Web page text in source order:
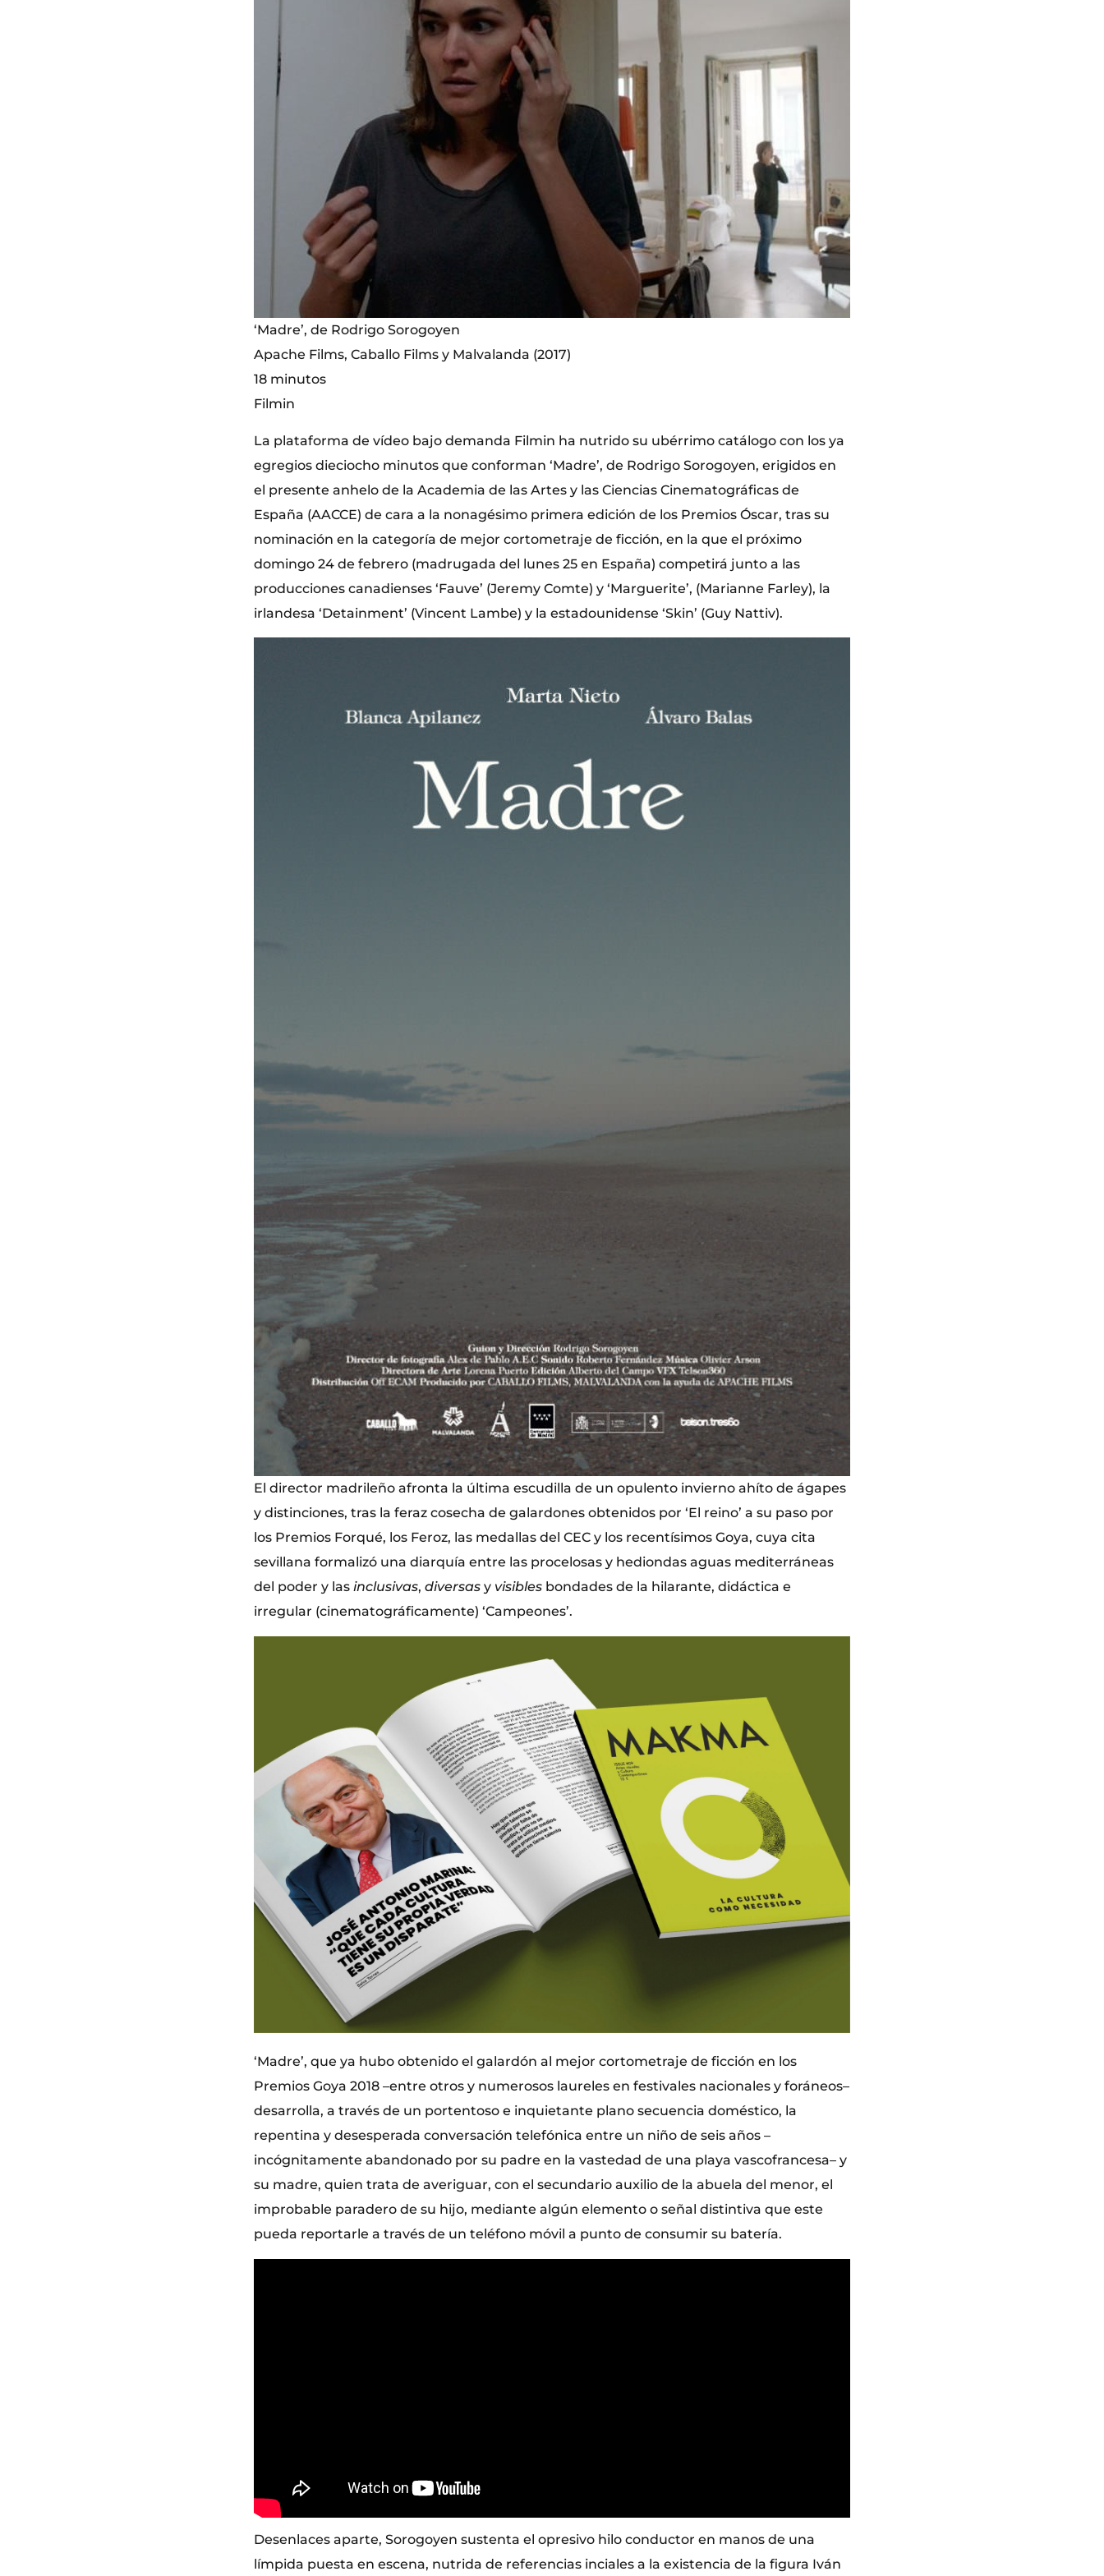
‘Madre’, de Rodrigo Sorogoyen
Apache Films, Caballo Films y Malvalanda (2017)
18 minutos
Filmin
La plataforma de vídeo bajo demanda Filmin ha nutrido su ubérrimo catálogo con los ya
egregios dieciocho minutos que conforman ‘Madre’, de Rodrigo Sorogoyen, erigidos en
el presente anhelo de la Academia de las Artes y las Ciencias Cinematográficas de
España (AACCE) de cara a la nonagésimo primera edición de los Premios Óscar, tras su
nominación en la categoría de mejor cortometraje de ficción, en la que el próximo
domingo 24 de febrero (madrugada del lunes 25 en España) competirá junto a las
producciones canadienses ‘Fauve’ (Jeremy Comte) y ‘Marguerite’, (Marianne Farley), la
irlandesa ‘Detainment’ (Vincent Lambe) y la estadounidense ‘Skin’ (Guy Nattiv).
El director madrileño afronta la última escudilla de un opulento invierno ahíto de ágapes
y distinciones, tras la feraz cosecha de galardones obtenidos por ‘El reino’ a su paso por
los Premios Forqué, los Feroz, las medallas del CEC y los recentísimos Goya, cuya cita
sevillana formalizó una diarquía entre las procelosas y hediondas aguas mediterráneas
del poder y las inclusivas, diversas y visibles bondades de la hilarante, didáctica e
irregular (cinematográficamente) ‘Campeones’.
‘Madre’, que ya hubo obtenido el galardón al mejor cortometraje de ficción en los
Premios Goya 2018 –entre otros y numerosos laureles en festivales nacionales y foráneos–
desarrolla, a través de un portentoso e inquietante plano secuencia doméstico, la
repentina y desesperada conversación telefónica entre un niño de seis años –
incógnitamente abandonado por su padre en la vastedad de una playa vascofrancesa– y
su madre, quien trata de averiguar, con el secundario auxilio de la abuela del menor, el
improbable paradero de su hijo, mediante algún elemento o señal distintiva que este
pueda reportarle a través de un teléfono móvil a punto de consumir su batería.
Desenlaces aparte, Sorogoyen sustenta el opresivo hilo conductor en manos de una
límpida puesta en escena, nutrida de referencias inciales a la existencia de la figura Iván